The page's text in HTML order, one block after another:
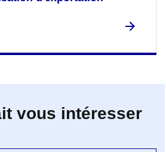
vous intéresser